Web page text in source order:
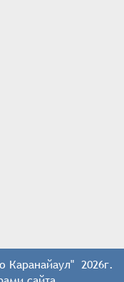
Каранайаул" 2026г.